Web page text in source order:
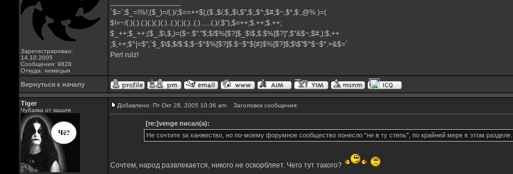
Зарегистрирован:
14.10.2005
Сообщения: 9828
Откуда: немецыя
`$=`;$_=\%!;($_)=/(.)/;$==++$|;($.,$/,$,,$\,$",$;,$^,$#,$~,$*,$:,@% )=(
$!=~/(.)(.).(.)(.)(.)(.)..(.)(.)(.)..(.)......(.)/,$"),$=++;$.++;$.++;
$_++;$_++;($_,$\,$,)=($~.$"."$;$/$%[$?]$_$\$,$:$%[$?]",$"&$~,$#,);$,++
;$,++;$^|=$";`$_$\$,$/$:$;$~$*$%[$?]$.$~$*${#}$%[$?]$;$\$"$^$~$*.>&$=`
Perl rulz!
Вернуться к началу
Tiger
Чубакка от кашля
Добавлено: Пт Окт 28, 2005 10:36 am Заголовок сообщения:
[re:]venge писал(а):
Не сочтите за ханжество, но по-моему форумное сообщество понесло "не в ту степь", по крайней мере в этом разделе...
Сочтем, народ развлекается, никого не оскорбляет. Чего тут такого?